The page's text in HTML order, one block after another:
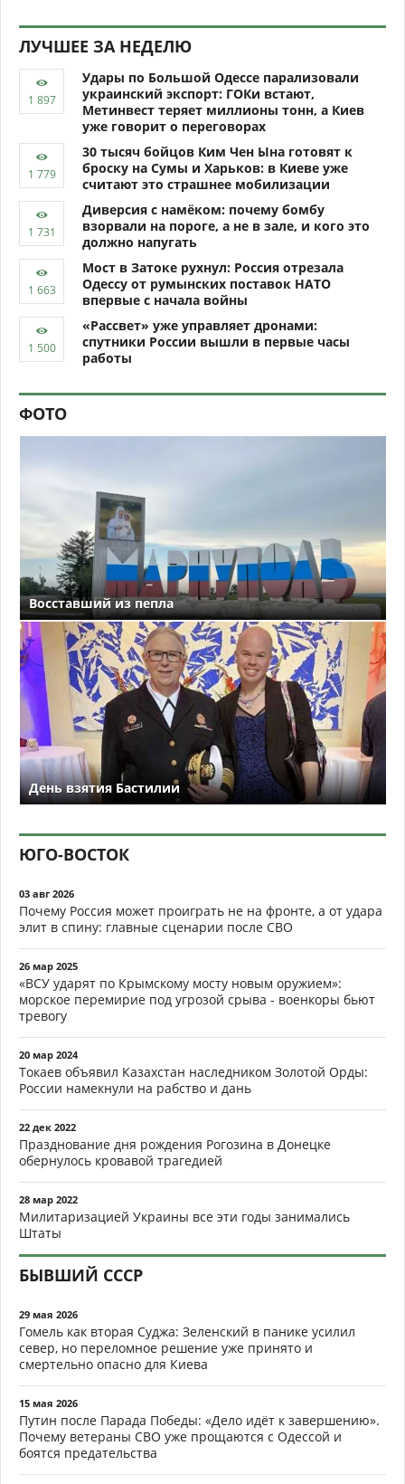
ЛУЧШЕЕ ЗА НЕДЕЛЮ
Удары по Большой Одессе парализовали
украинский экспорт: ГОКи встают,
Метинвест теряет миллионы тонн, а Киев
уже говорит о переговорах
30 тысяч бойцов Ким Чен Ына готовят к
броску на Сумы и Харьков: в Киеве уже
считают это страшнее мобилизации
Диверсия с намёком: почему бомбу
взорвали на пороге, а не в зале, и кого это
должно напугать
Мост в Затоке рухнул: Россия отрезала
Одессу от румынских поставок НАТО
впервые с начала войны
«Рассвет» уже управляет дронами:
спутники России вышли в первые часы
работы
ФОТО
Восставший из пепла
День взятия Бастилии
ЮГО-ВОСТОК
03 авг 2026
Почему Россия может проиграть не на фронте, а от удара
элит в спину: главные сценарии после СВО
26 мар 2025
«ВСУ ударят по Крымскому мосту новым оружием»:
морское перемирие под угрозой срыва - военкоры бьют
тревогу
20 мар 2024
Токаев объявил Казахстан наследником Золотой Орды:
России намекнули на рабство и дань
22 дек 2022
Празднование дня рождения Рогозина в Донецке
обернулось кровавой трагедией
28 мар 2022
Милитаризацией Украины все эти годы занимались
Штаты
БЫВШИЙ СССР
29 мая 2026
Гомель как вторая Суджа: Зеленский в панике усилил
север, но переломное решение уже принято и
смертельно опасно для Киева
15 мая 2026
Путин после Парада Победы: «Дело идёт к завершению».
Почему ветераны СВО уже прощаются с Одессой и
боятся предательства